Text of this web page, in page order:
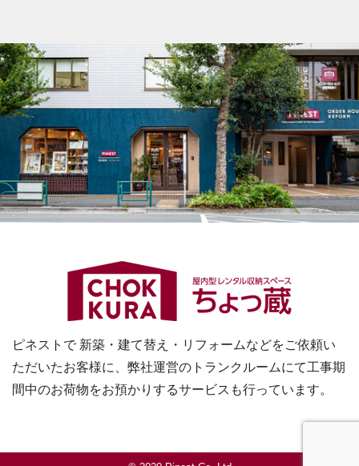
ピネストで 新築・建て替え・リフォームなどをご依頼い
ただいたお客様に、 弊社運営のトランクルームにて工事期
間中のお荷物をお預かりするサービスも行っています。